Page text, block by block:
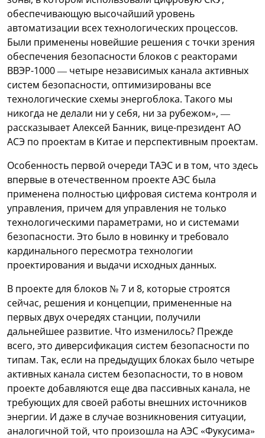
обеспечивающую высочайший уровень
автоматизации всех технологических процессов.
Были применены новейшие решения с точки зрения
обеспечения безопасности блоков с реакторами
ВВЭР-1000 — четыре независимых канала активных
систем безопасности, оптимизированы все
технологические схемы энергоблока. Такого мы
никогда не делали ни у себя, ни за рубежом», —
рассказывает Алексей Банник, вице-президент АО
АСЭ по проектам в Китае и перспективным проектам.
Особенность первой очереди ТАЭС и в том, что здесь
впервые в отечественном проекте АЭС была
применена полностью цифровая система контроля и
управления, причем для управления не только
технологическими параметрами, но и системами
безопасности. Это было в новинку и требовало
кардинального пересмотра технологии
проектирования и выдачи исходных данных.
В проекте для блоков № 7 и 8, которые строятся
сейчас, решения и концепции, примененные на
первых двух очередях станции, получили
дальнейшее развитие. Что изменилось? Прежде
всего, это диверсификация систем безопасности по
типам. Так, если на предыдущих блоках было четыре
активных канала систем безопасности, то в новом
проекте добавляются еще два пассивных канала, не
требующих для своей работы внешних источников
энергии. И даже в случае возникновения ситуации,
аналогичной той, что произошла на АЭС «Фукусима»